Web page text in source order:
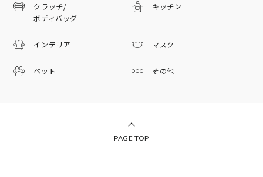
クラッチ/
ボディバッグ
キッチン
インテリア マスク
ペット その他
PAGE TOP